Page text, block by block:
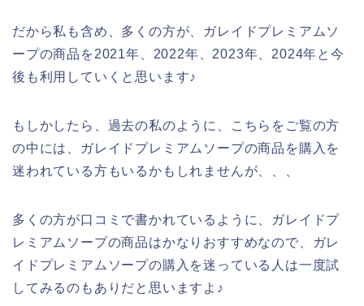
だから私も含め、多くの方が、ガレイドプレミアムソ
ープの商品を2021年、2022年、2023年、2024年と今
後も利用していくと思います♪
もしかしたら、過去の私のように、こちらをご覧の方
の中には、ガレイドプレミアムソープの商品を購入を
迷われている方もいるかもしれませんが、、、
多くの方が口コミで書かれているように、ガレイドプ
レミアムソープの商品はかなりおすすめなので、ガレ
イドプレミアムソープの購入を迷っている人は一度試
してみるのもありだと思いますよ♪